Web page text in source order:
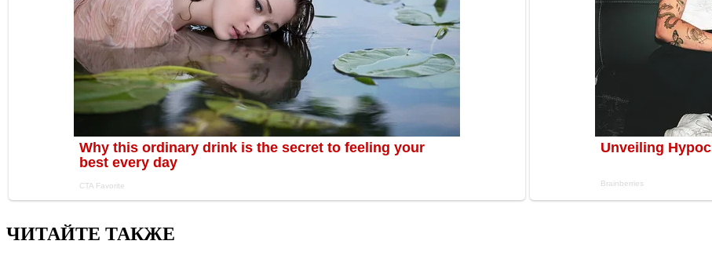
ЧИТАЙТЕ ТАКЖЕ